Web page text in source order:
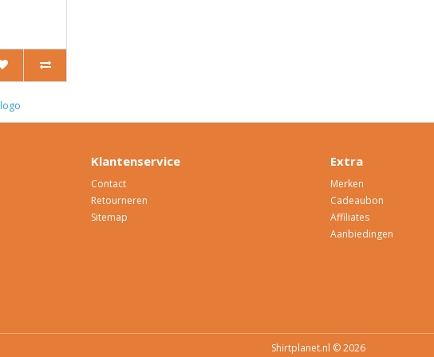
logo
Klantenservice
Contact
Retourneren
Sitemap
Extra
Merken
Cadeaubon
Affiliates
Aanbiedingen
Shirtplanet.nl © 2026